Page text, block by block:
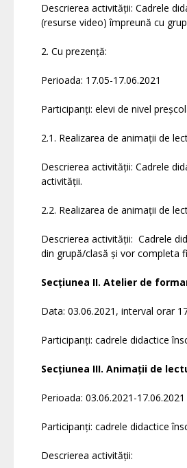
Descrierea activității: Cadrele
(resurse video) împreună cu
2. Cu prezență:
Perioada: 17.05-17.06.2021
Participanți: elevi de nivel
2.1. Realizarea de animații de
Descrierea activității: Cadrele
activității.
2.2. Realizarea de animații de
Descrierea activității: Cadrele
din grupă/clasă și vor completa
Secțiunea II. Atelier de
Data: 03.06.2021, interval orar
Participanți: cadrele didactice
Secțiunea III. Animații de
Perioada: 03.06.2021-17.06.2021
Participanți: cadrele didactice
Descrierea activității: